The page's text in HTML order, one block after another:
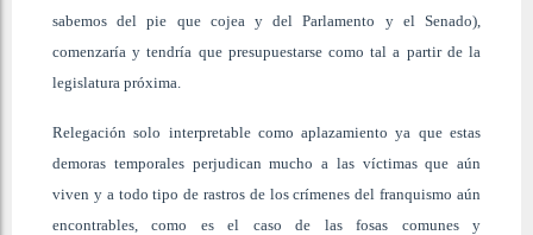
sabemos del pie que cojea y del Parlamento y el Senado),
comenzaría y tendría que presupuestarse como tal a partir de la
legislatura próxima.
Relegación solo interpretable como aplazamiento ya que estas
demoras temporales perjudican mucho a las víctimas que aún
viven y a todo tipo de rastros de los crímenes del franquismo aún
encontrables, como es el caso de las fosas comunes y